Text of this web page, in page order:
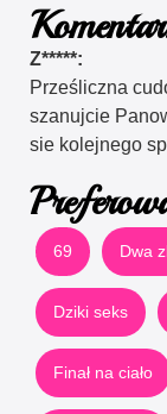
Z*****:
Prześliczna
szanujcie
sie kolejnego
69 Dwa
Dziki seks
Finał na ciało